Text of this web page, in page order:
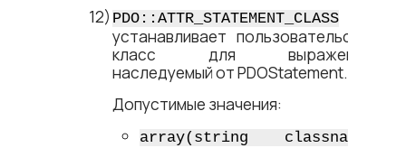
PDO::ATTR_STATEMENT_CLASS
устанавливает пользовательский
класс для выражений,
наследуемый от PDOStatement.
Допустимые значения:
array(string classname,